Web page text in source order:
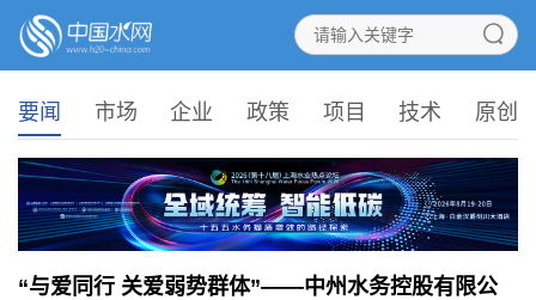
要闻 市场 企业 政策 项目 技术 原创
“与爱同行 关爱弱势群体”——中州水务控股有限公